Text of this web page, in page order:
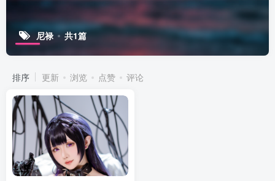
尼禄 共1篇
排序 更新 浏览 点赞 评论